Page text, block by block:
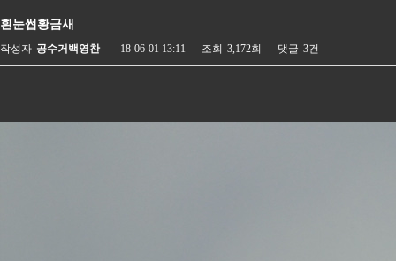
흰눈썹황금새
작성자 공수거백영찬 18-06-01 13:11 조회 3,172회 댓글 3건